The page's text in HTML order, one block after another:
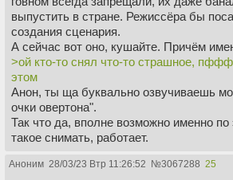
выпустить в стране. Режиссёра бы
создания сценария.
А сейчас вот оно, кушайте. Причём
>ой кто-то снял что-то страшное,
этом
Анон, ты ща буквально озвучиваешь
очки овертона".
Так что да, вполне возможно именно
такое снимать, работает.
Аноним 28/03/23 Втр 11:26:52 №3067288 25